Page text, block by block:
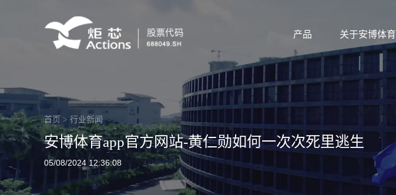
产品 关于安博体育
首页 > 行业新闻
安博体育app官方网站-黄仁勋如何一次次死里逃生
05/08/2024 12:36:08